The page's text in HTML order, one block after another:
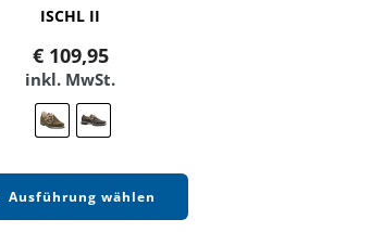
ISCHL II
€109,95
inkl. MwSt.
Ausführung wählen